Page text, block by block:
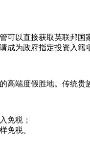
可以直接获取英联邦国
成为政府指定投资入籍
高端度假胜地。传统贵
免税；
免税。